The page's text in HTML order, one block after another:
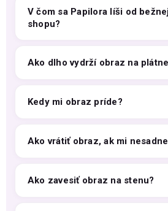
V čom sa Papilora líši od
shopu?
Ako dlho vydrží obraz na
Kedy mi obraz príde?
Ako vrátiť obraz, ak mi
Ako zavesiť obraz na stenu?